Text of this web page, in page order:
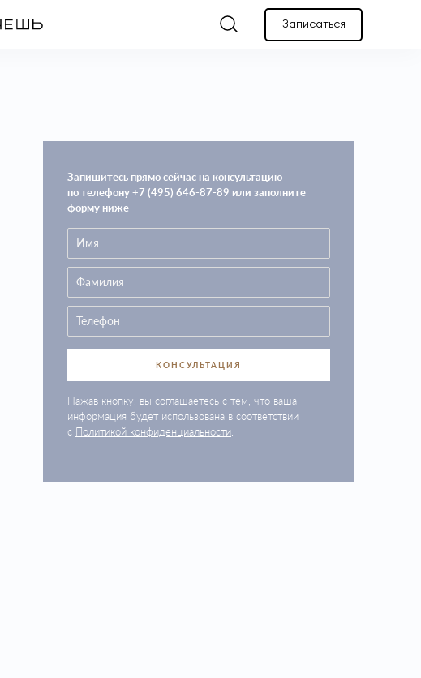
Записаться
Запишитесь прямо сейчас на консультацию
по телефону +7 (495) 646-87-89 или заполните
форму ниже
КОНСУЛЬТАЦИЯ
Нажав кнопку, вы соглашаетесь с тем, что ваша
информация будет использована в соответствии
с Политикой конфиденциальности